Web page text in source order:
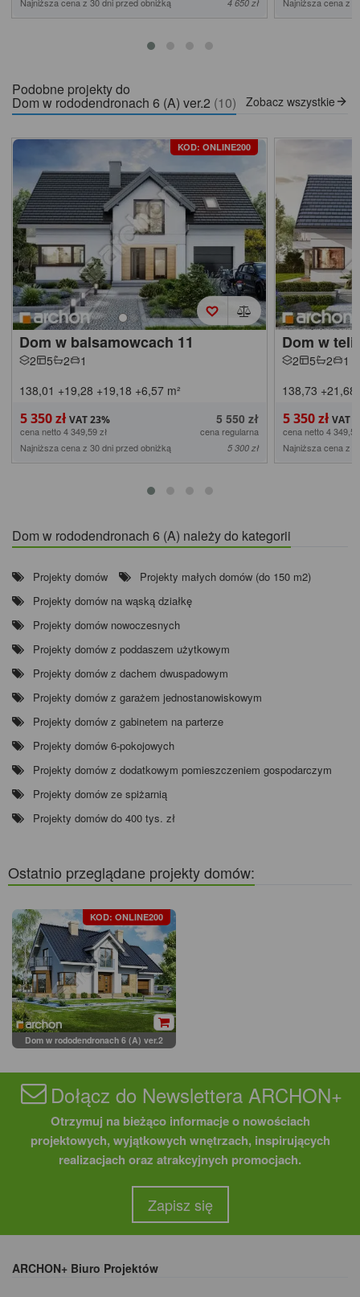
Najniższa cena z 30 dni przed obniżką 4 650 zł Najniższa cena z
Podobne projekty do
Dom w rododendronach 6 (A) ver.2 (10) Zobacz wszystkie
KOD: ONLINE200
Dom w balsamowcach 11
2 5 2
1
138,01 +19,28 +19,18 +6,57 m²
5 350 zł 5 550 zł
cena netto 4 349,59 zł
cena regularna
Najniższa cena z 30 dni przed obniżką
5 300 zł
Dom w
2 5 2
1
138,73 +21,68
5 350 zł
cena netto 4
Najniższa cena z
Dom w rododendronach 6 (A) należy do kategorii
Projekty domów
Projekty małych domów (do 150 m2)
Projekty domów na wąską działkę
Projekty domów nowoczesnych
Projekty domów z poddaszem użytkowym
Projekty domów z dachem dwuspadowym
Projekty domów z garażem jednostanowiskowym
Projekty domów z gabinetem na parterze
Projekty domów 6-pokojowych
Projekty domów z dodatkowym pomieszczeniem gospodarczym
Projekty domów ze spiżarnią
Projekty domów do 400 tys. zł
Ostatnio przeglądane projekty domów:
KOD: ONLINE200
Dom w rododendronach 6 (A) ver.2
Dołącz do Newslettera ARCHON+
Otrzymuj na bieżąco informacje o nowościach
projektowych, wyjątkowych wnętrzach, inspirujących
realizacjach oraz atrakcyjnych promocjach.
Zapisz się
ARCHON+ Biuro Projektów